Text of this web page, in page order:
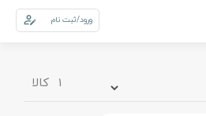
ورود/ثبت نام
سبد خرید
0
1 کالا